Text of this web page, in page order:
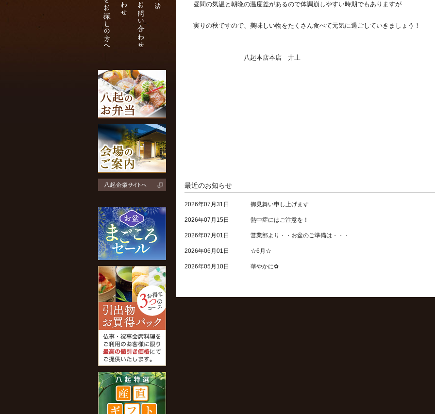
昼間の気温と朝晩の温度差があるので体調崩しやすい時期でもありますが
実りの秋ですので、美味しい物をたくさん食べて元気に過ごしていきましょう！
八起本店本店 井上
最近のお知らせ
2026年07月31日 御見舞い申し上げます
2026年07月15日 熱中症にはご注意を！
2026年07月01日 営業部より・・お盆のご準備は・・・
2026年06月01日 ☆6月☆
2026年05月10日 華やかに✿